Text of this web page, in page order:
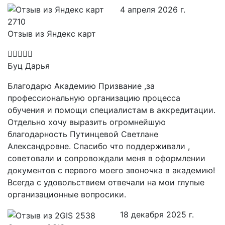
Отзыв из Яндекс карт
4 апреля 2026 г.
Буц Дарья
Благодарю Академию Призвание ,за
профессиональную организацию процесса
обучения и помощи специалистам в аккредитации.
Отдельно хочу выразить огромнейшую
благодарность Путинцевой Светлане
Александровне. Спасибо что поддерживали ,
советовали и сопровождали меня в оформлении
документов с первого моего звоночка в академию!
Всегда с удовольствием отвечали на мои глупые
организационные вопросики.
18 декабря 2025 г.